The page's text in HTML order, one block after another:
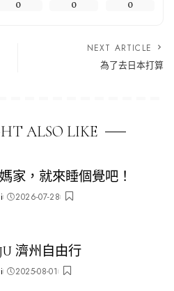
0 0 0
NEXT ARTICLE
為了去日本打算
ALSO LIKE
家，就來睡個覺吧！
2026-07-28
濟州自由行
2025-08-01